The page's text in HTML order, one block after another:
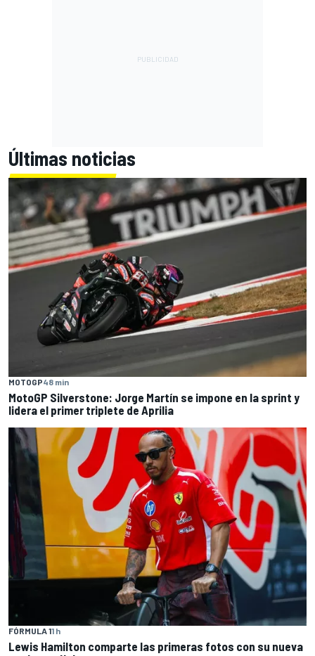
Últimas noticias
MOTOGP48 min
MotoGP Silverstone: Jorge Martín se impone en la sprint y
lidera el primer triplete de Aprilia
FÓRMULA 11 h
Lewis Hamilton comparte las primeras fotos con su nueva